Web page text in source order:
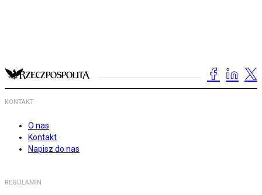
KONTAKT
O nas
Kontakt
Napisz do nas
REGULAMIN